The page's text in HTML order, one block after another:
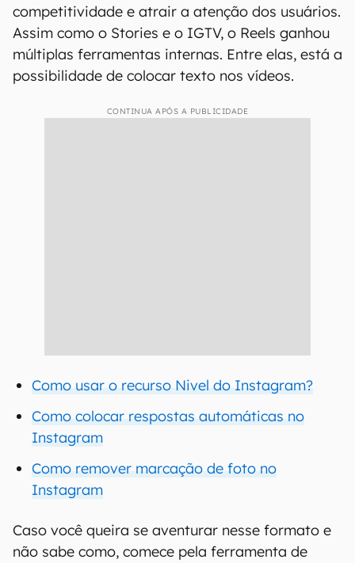
competitividade e atrair a atenção dos usuários.
Assim como o Stories e o IGTV, o Reels ganhou
múltiplas ferramentas internas. Entre elas, está a
possibilidade de colocar texto nos vídeos.
CONTINUA APÓS A PUBLICIDADE
Como usar o recurso Nivel do Instagram?
Como colocar respostas automáticas no
Instagram
Como remover marcação de foto no
Instagram
Caso você queira se aventurar nesse formato e
não sabe como, comece pela ferramenta de